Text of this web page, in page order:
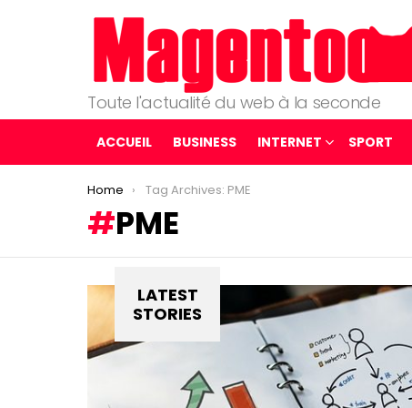
Toute l'actualité du web à la seconde
ACCUEIL BUSINESS INTERNET SPORT
You are here:
Home Tag Archives: PME
PME
LATEST
STORIES